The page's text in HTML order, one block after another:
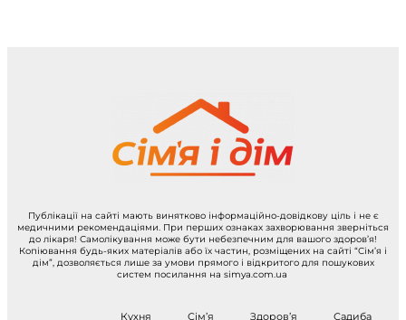
Публікації на сайті мають винятково інформаційно-довідкову ціль і не є
медичними рекомендаціями. При перших ознаках захворювання зверніться
до лікаря! Самолікування може бути небезпечним для вашого здоров’я!
Копіювання будь-яких матеріалів або їх частин, розміщених на сайті “Сім’я і
дім”, дозволяється лише за умови прямого і відкритого для пошукових
систем посилання на simya.com.ua
Кухня Сім’я Здоров’я Садиба